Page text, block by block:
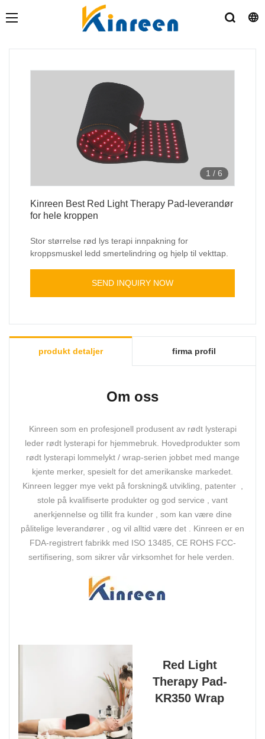
1 / 6
Kinreen Best Red Light Therapy Pad-leverandør
for hele kroppen
Stor størrelse rød lys terapi innpakning for
kroppsmuskel ledd smertelindring og hjelp til vekttap.
SEND INQUIRY NOW
produkt detaljer firma profil
Om oss
Kinreen som en profesjonell produsent av rødt lysterapi
leder rødt lysterapi for hjemmebruk. Hovedprodukter som
rødt lysterapi lommelykt / wrap-serien jobbet med mange
kjente merker, spesielt for det amerikanske markedet.
Kinreen legger mye vekt på forskning& utvikling, patenter ,
stole på kvalifiserte produkter og god service , vant
anerkjennelse og tillit fra kunder , som kan være dine
pålitelige leverandører , og vil alltid være det . Kinreen er en
FDA-registrert fabrikk med ISO 13485, CE ROHS FCC-
sertifisering, som sikrer vår virksomhet for hele verden.
Red Light
Therapy Pad-
KR350 Wrap